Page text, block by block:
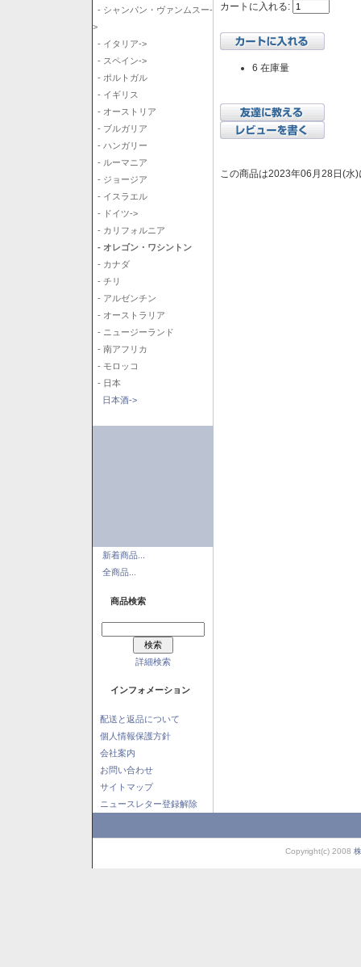
- シャンパン・ヴァンムスー-
>
- イタリア->
- スペイン->
- ポルトガル
- イギリス
- オーストリア
- ブルガリア
- ハンガリー
- ルーマニア
- ジョージア
- イスラエル
- ドイツ->
- カリフォルニア
- オレゴン・ワシントン
- カナダ
- チリ
- アルゼンチン
- オーストラリア
- ニュージーランド
- 南アフリカ
- モロッコ
- 日本
日本酒->
新着商品...
全商品...
商品検索
詳細検索
インフォメーション
配送と返品について
個人情報保護方針
会社案内
お問い合わせ
サイトマップ
ニュースレター登録解除
カートに入れる:
6 在庫量
この商品は2023年06月28日(水
Copyright(c) 2008